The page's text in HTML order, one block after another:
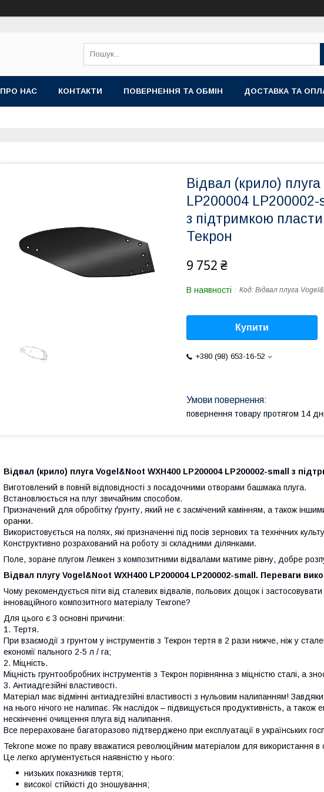
ПРО НАС КОНТАКТИ ПОВЕРНЕННЯ ТА ОБМІН ДОСТАВКА ТА
Відвал (крило)
LP200004
з підтримкою
Текрон
9 752 ₴
В наявності Код: Відвал плуга
Купити
+380 (98) 653-16-52
повернення товару протягом 14
Відвал (крило) плуга Vogel&Noot WXH400 LP200004 LP200002-small з
Виготовлений в повній відповідності з посадочними отворами башмака плуга.
Встановлюється на плуг звичайним способом.
Призначений для обробітку ґрунту, який не є засмічений камінням, а також
оранки.
Використовується на полях, які призначенні під посів зернових та технічних
Конструктивно розрахований на роботу зі складними ділянками.
Поле, зоране плугом Лемкен з композитними відвалами матиме рівну, добре
Відвал плугу Vogel&Noot WXH400 LP200004 LP200002-small. Переваги
Чому рекомендується піти від сталевих відвалів, польових дощок і
інноваційного композитного матеріалу Текrоne?
Для цього є 3 основні причини:
1. Тертя.
При взаємодії з грунтом у інструментів з Текрон тертя в 2 рази нижче, ніж у
економії пального 2-5 л / га;
2. Міцність.
Міцність грунтообробних інструментів з Текрон порівнянна з міцністю сталі, а
3. Антиадгезійні властивості.
Матеріал має відмінні антиадгезійні властивості з нульовим налипанням!
на нього нічого не налипає. Як наслідок – підвищується продуктивність, а
нескінченні очищення плуга від налипання.
Все перераховане багаторазово підтверджено при експлуатації в українських
Tekrone може по праву вважатися революційним матеріалом для використання в
Це легко аргументується наявністю у нього:
низьких показників тертя;
високої стійкісті до зношування;